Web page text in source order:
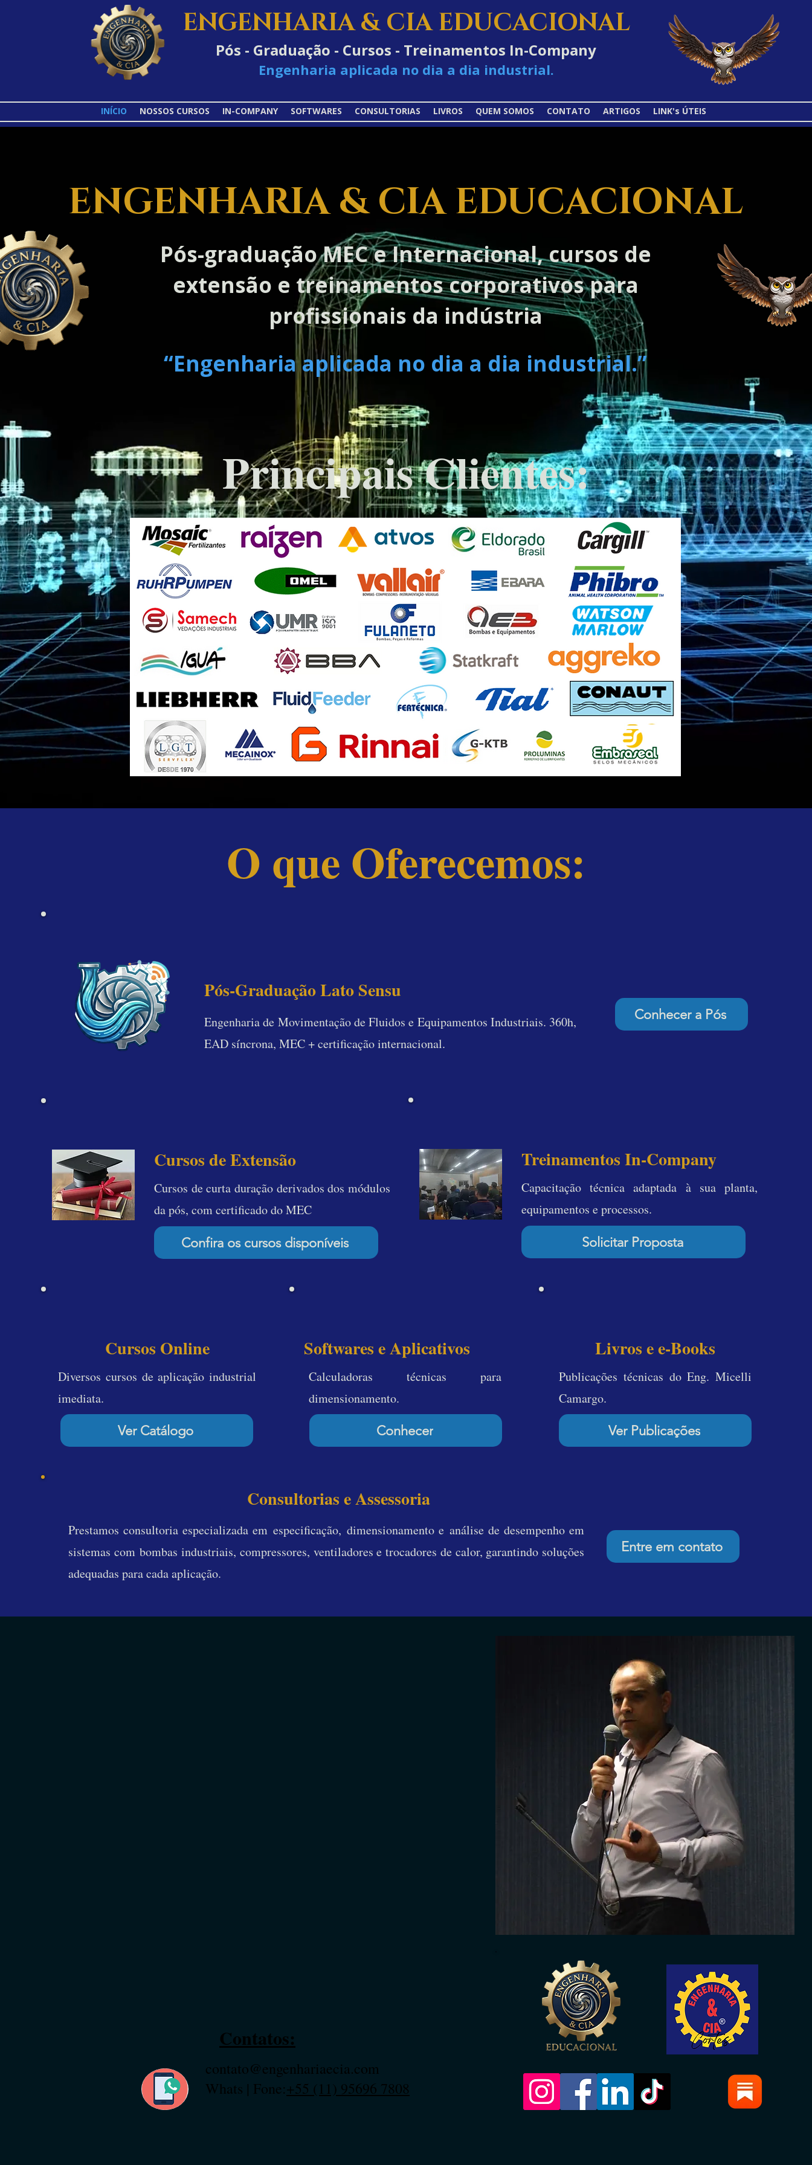
ENGENHARIA & CIA EDUCACIONAL
Pós - Graduação - Cursos - Treinamentos In-Company
Engenharia aplicada no dia a dia industrial.
INÍCIO NOSSOS CURSOS IN-COMPANY SOFTWARES CONSULTORIAS LIVROS QUEM SOMOS CONTATO ARTIGOS LINK's ÚTEIS
ENGENHARIA & CIA EDUCACIONAL
Pós-graduação MEC e Internacional, cursos de
extensão e treinamentos corporativos para
profissionais da indústria
“Engenharia aplicada no dia a dia industrial.”
Principais Clientes:
O que Oferecemos:
Pós-Graduação Lato Sensu
Engenharia de Movimentação de Fluidos e Equipamentos Industriais. 360h,
EAD síncrona, MEC + certificação internacional.
Conhecer a Pós
Cursos de Extensão
Cursos de curta duração derivados dos módulos
da pós, com certificado do MEC
Confira os cursos disponíveis
Treinamentos In-Company
Capacitação técnica adaptada à sua planta,
equipamentos e processos.
Solicitar Proposta
Cursos Online
Diversos cursos de aplicação industrial
imediata.
Ver Catálogo
Softwares e Aplicativos
Calculadoras técnicas para
dimensionamento.
Conhecer
Livros e e-Books
Publicações técnicas do Eng. Micelli
Camargo.
Ver Publicações
Consultorias e Assessoria
Prestamos consultoria especializada em especificação, dimensionamento e análise de desempenho em
sistemas combombas industriais, compressores, ventiladores e trocadores de calor, garantindo soluções
adequadas para cada aplicação.
Entre em contato
Contatos:
contato@engenhariaecia.com
Whats | Fone:+55 (11) 95696 7808